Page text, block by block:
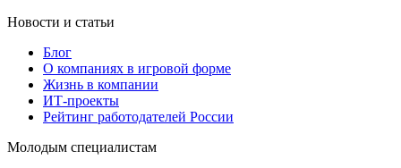
Новости и статьи
Блог
О компаниях в игровой форме
Жизнь в компании
ИТ-проекты
Рейтинг работодателей России
Молодым специалистам